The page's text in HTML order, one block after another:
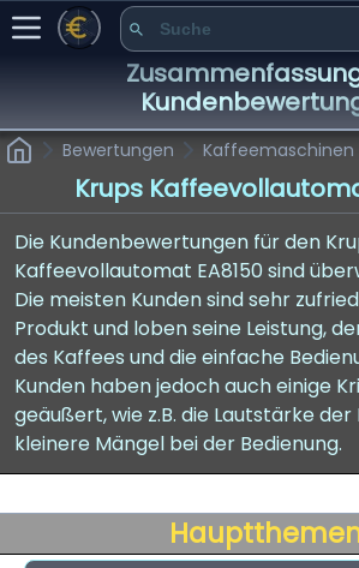
Bewertungen Kaffeemaschinen
Krups
Die Kundenbewertungen für den
Kaffeevollautomat EA8150 sind
Die meisten Kunden sind sehr
Produkt und loben seine Leistung,
des Kaffees und die einfache
Kunden haben jedoch auch einige
geäußert, wie z.B. die Lautstärke
kleinere Mängel bei der Bedienung.